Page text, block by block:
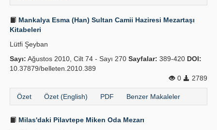
Mankalya Esma (Han) Sultan Camii Haziresi Mezartaşı
Kitabeleri
Lütfi Şeyban
Sayı: Ağustos 2010, Cilt 74 - Sayı 270 Sayfalar: 389-420 DOI:
10.37879/belleten.2010.389
0
2789
Özet Özet (English) PDF Benzer Makaleler
Milas'daki Pilavtepe Miken Oda Mezarı